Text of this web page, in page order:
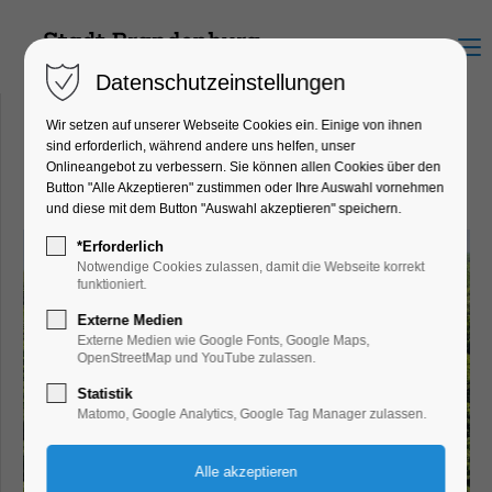
Menu
Wald
Datenschutzeinstellungen
Wir setzen auf unserer Webseite Cookies ein. Einige von ihnen
sind erforderlich, während andere uns helfen, unser
Onlineangebot zu verbessern. Sie können allen Cookies über den
Button "Alle Akzeptieren" zustimmen oder Ihre Auswahl vornehmen
und diese mit dem Button "Auswahl akzeptieren" speichern.
*Erforderlich
Notwendige Cookies zulassen, damit die Webseite korrekt
funktioniert.
Externe Medien
Externe Medien wie Google Fonts, Google Maps,
OpenStreetMap und YouTube zulassen.
Statistik
Matomo, Google Analytics, Google Tag Manager zulassen.